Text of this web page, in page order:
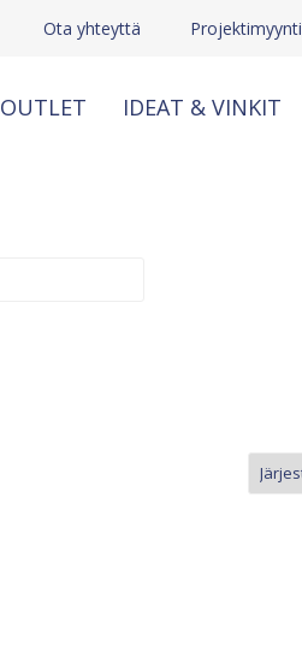
Ota yhteyttä Projektimyynti
OUTLET IDEAT & VINKIT